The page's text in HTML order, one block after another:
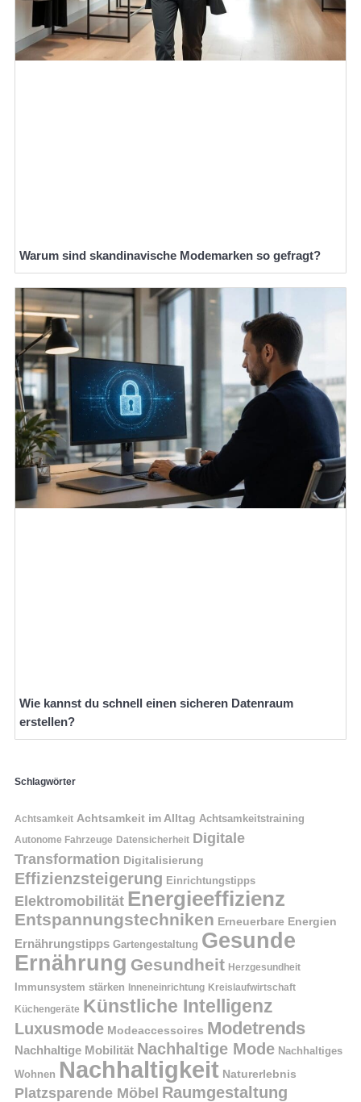
Warum sind skandinavische Modemarken so gefragt?
Wie kannst du schnell einen sicheren Datenraum
erstellen?
Schlagwörter
Achtsamkeit Achtsamkeit im Alltag Achtsamkeitstraining
Autonome Fahrzeuge Datensicherheit Digitale
Transformation Digitalisierung
Effizienzsteigerung Einrichtungstipps
Elektromobilität Energieeffizienz
Entspannungstechniken Erneuerbare Energien
Ernährungstipps Gartengestaltung Gesunde
Ernährung Gesundheit Herzgesundheit
Immunsystem stärken Inneneinrichtung Kreislaufwirtschaft
Küchengeräte Künstliche Intelligenz
Luxusmode Modeaccessoires Modetrends
Nachhaltige Mobilität Nachhaltige Mode Nachhaltiges
Wohnen Nachhaltigkeit Naturerlebnis
Platzsparende Möbel Raumgestaltung